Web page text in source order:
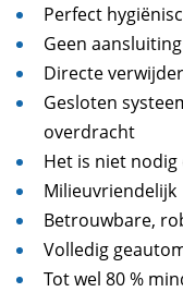
Perfect
Geen
Directe
Gesloten
overdracht
Het is niet
Milieuvriendelijk
Betrouwbare,
Volledig
Tot wel 80 %